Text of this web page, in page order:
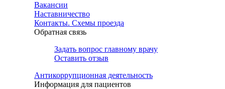
Вакансии
Наставничество
Контакты. Схемы проезда
Обратная связь
Задать вопрос главному врачу
Оставить отзыв
Антикоррупционная деятельность
Информация для пациентов